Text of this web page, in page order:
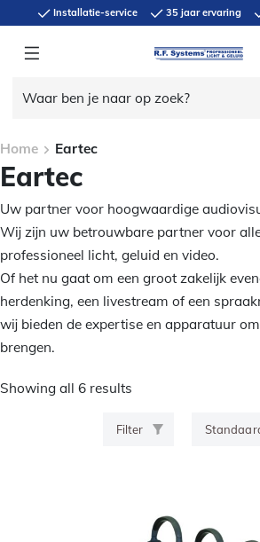
Installatie-service 35 jaar ervaring
Home Eartec
Eartec
Uw partner voor hoogwaardige
Wij zijn uw betrouwbare partner voor
professioneel licht, geluid en video.
Of het nu gaat om een groot zakelijk
herdenking, een livestream of een
wij bieden de expertise en apparatuur
brengen.
Showing all 6 results
Filter